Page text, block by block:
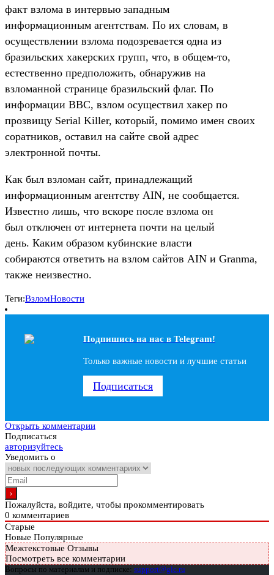
факт взлома в интервью западным
информационным агентствам. По их словам, в
осуществлении взлома подозревается одна из
бразильских хакерских групп, что, в общем-то,
естественно предположить, обнаружив на
взломанной странице бразильский флаг. По
информации BBC, взлом осуществил хакер по
прозвищу Serial Killer, который, помимо имен своих
соратников, оставил на сайте свой адрес
электронной почты.
Как был взломан сайт, принадлежащий
информационным агентству AIN, не сообщается.
Известно лишь, что вскоре после взлома он
был отключен от интернета почти на целый
день. Каким образом кубинские власти
собираются ответить на взлом сайтов AIN и Granma,
также неизвестно.
Теги:ВзломНовости
Подпишись на наc в Telegram!
Только важные новости и лучшие статьи
Подписаться
Открыть комментарии
Подписаться
авторизуйтесь
Уведомить о
Пожалуйста, войдите, чтобы прокомментировать
0 комментариев
Старые
Новые Популярные
Межтекстовые Отзывы
Посмотреть все комментарии
Вопросы по материалам и подписке: support@glc.ru